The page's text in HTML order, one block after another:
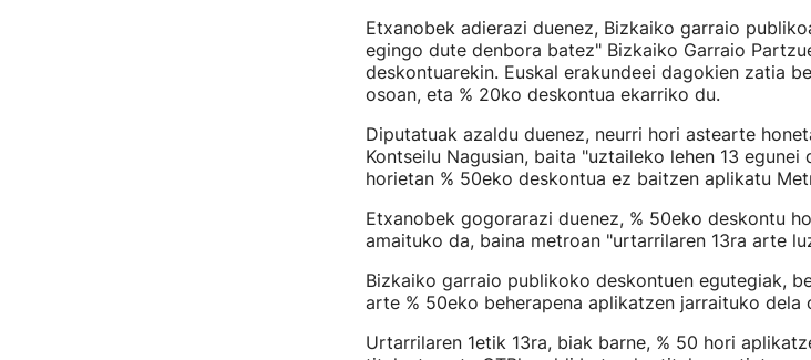
Etxanobek adierazi duenez, Bizkaiko garraio
egingo dute denbora batez" Bizkaiko Garraio
deskontuarekin. Euskal erakundeei dagokien zatia
osoan, eta % 20ko deskontua ekarriko du.
Diputatuak azaldu duenez, neurri hori astearte
Kontseilu Nagusian, baita "uztaileko lehen 13
horietan % 50eko deskontua ez baitzen aplikatu
Etxanobek gogorarazi duenez, % 50eko deskontu
amaituko da, baina metroan "urtarrilaren 13ra arte
Bizkaiko garraio publikoko deskontuen egutegiak,
arte % 50eko beherapena aplikatzen jarraituko dela
Urtarrilaren 1etik 13ra, biak barne, % 50 hori